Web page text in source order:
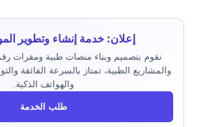
إعلان: خدمة إنشاء وتطوير
نقوم بتصميم وبناء منصات طبية ومقرات
والمشاريع الطبية، تمتاز بالسرعة الفائقة
والهواتف الذكية.
طلب الخدمة